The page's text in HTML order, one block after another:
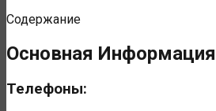
Содержание
Основная
Телефоны: